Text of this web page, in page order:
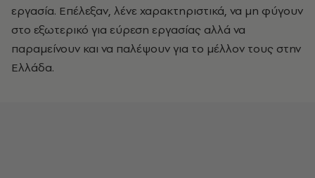
εργασία. Επέλεξαν, λένε χαρακτηριστικά, να μη φύγουν
στο εξωτερικό για εύρεση εργασίας αλλά να
παραμείνουν και να παλέψουν για το μέλλον τους στην
Ελλάδα.